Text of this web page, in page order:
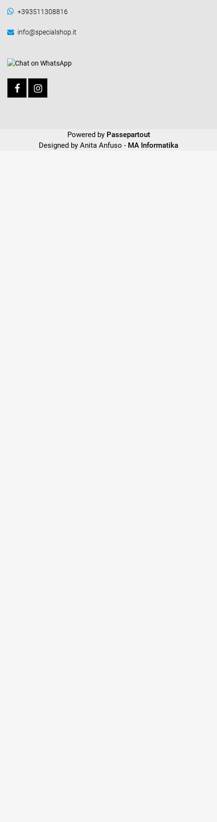
+393511308816
info@specialshop.it
Powered by Passepartout
Designed by Anita Anfuso - MA Informatika